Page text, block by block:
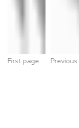
First page